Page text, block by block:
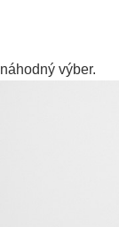
náhodný výber.